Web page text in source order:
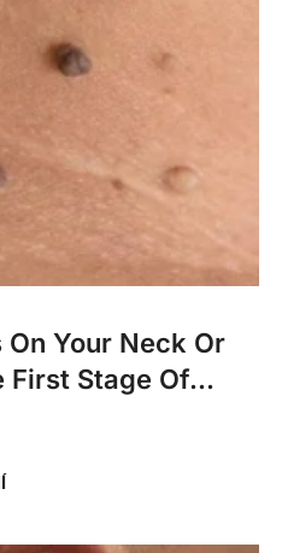
Your Neck Or
First Stage Of...